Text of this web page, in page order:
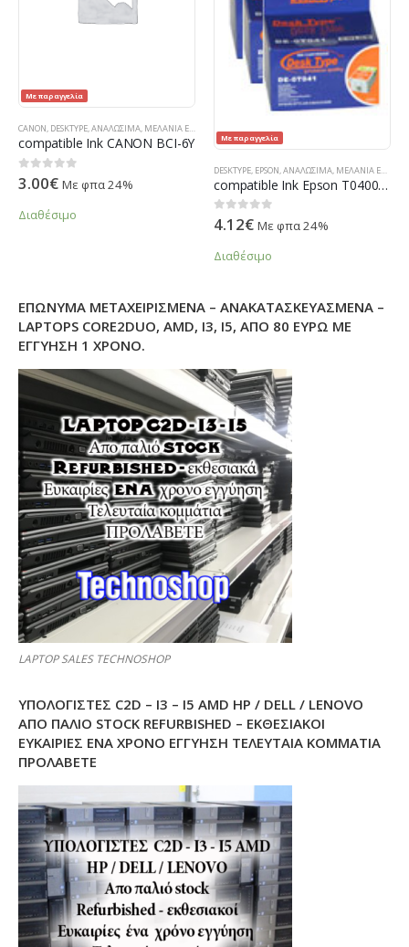
Με παραγγελία
CANON, DESKTYPE,ΑΝΑΛΏΣΙΜΑ, ΜΕΛΆΝΙΑ ΕΚΤΥΠΩΤΏΝ
compatible Ink CANON BCI-6Y
0out of 5
3.00€ Με φπα 24%
Διαθέσιμο
Με παραγγελία
DESKTYPE EPSON ΑΝΑΛΏΣΙΜΑ ΜΕΛΆΝΙΑ ΕΚΤΥΠΩΤΏΝ
compatible Ink Epson T040040
0out of 5
4.12€ Με φπα 24%
Διαθέσιμο
ΕΠΏΝΥΜΑ ΜΕΤΑΧΕΙΡΙΣΜΈΝΑ – ΑΝΑΚΑΤΑΣΚΕΥΑΣΜΈΝΑ –
LAPTOPS CORE2DUO, AMD, I3, I5, ΑΠΌ 80 ΕΥΡΏ ΜΕ
ΕΓΓΎΗΣΗ 1 ΧΡΌΝΟ.
LAPTOP SALES TECHNOSHOP
ΥΠΟΛΟΓΙΣΤΕΣ C2D – I3 – I5 AMD HP / DELL / LENOVO
ΑΠΟ ΠΑΛΙΌ STOCK REFURBISHED – ΕΚΘΕΣΙΑΚΟΊ
ΕΥΚΑΙΡΊΕΣ ΈΝΑ ΧΡΌΝΟ ΕΓΓΎΗΣΗ ΤΕΛΕΥΤΑΊΑ ΚΟΜΜΆΤΙΑ
ΠΡΟΛΑΒΕΤΕ